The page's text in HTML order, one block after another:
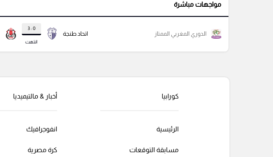
مواجهات مباشرة
اتحاد طنجة
0 : 3
انتهت
الدوري المغربي الممتاز
كورابيا
الرئيسية
مسابقة التوقعات
أخبار & مالتيميديا
انفوجرافيك
كرة مصرية